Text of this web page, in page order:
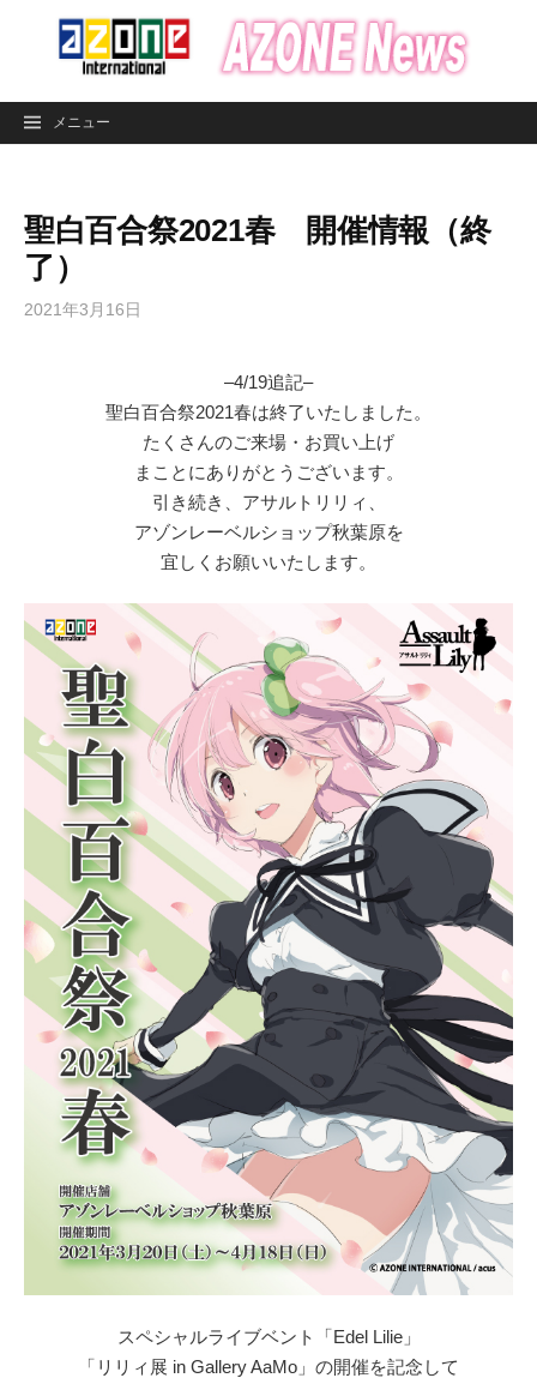
ン
メニュー
聖白百合祭2021春 開催情報（終
了）
2021年3月16日
–4/19追記–
聖白百合祭2021春は終了いたしました。
たくさんのご来場・お買い上げ
まことにありがとうございます。
引き続き、アサルトリリィ、
アゾンレーベルショップ秋葉原を
宜しくお願いいたします。
スペシャルライブベント「Edel Lilie」
「リリィ展 in Gallery AaMo」の開催を記念して